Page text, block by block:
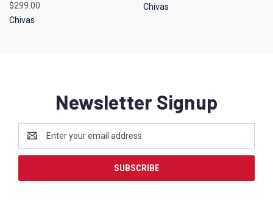
$299.00
Chivas
Chivas
Newsletter Signup
Email
Address